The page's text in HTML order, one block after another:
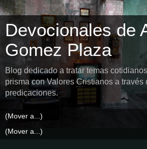
Devocionales de
Gomez Plaza
Blog dedicado a tratar temas
prisma con Valores Cristianos a
predicaciones.